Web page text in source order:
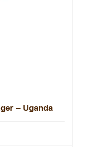
– Uganda